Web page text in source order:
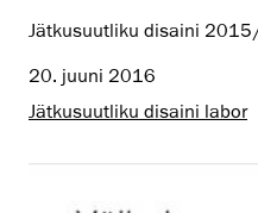
Jätkusuutliku disaini
20. juuni 2016
Jätkusuutliku disaini labor